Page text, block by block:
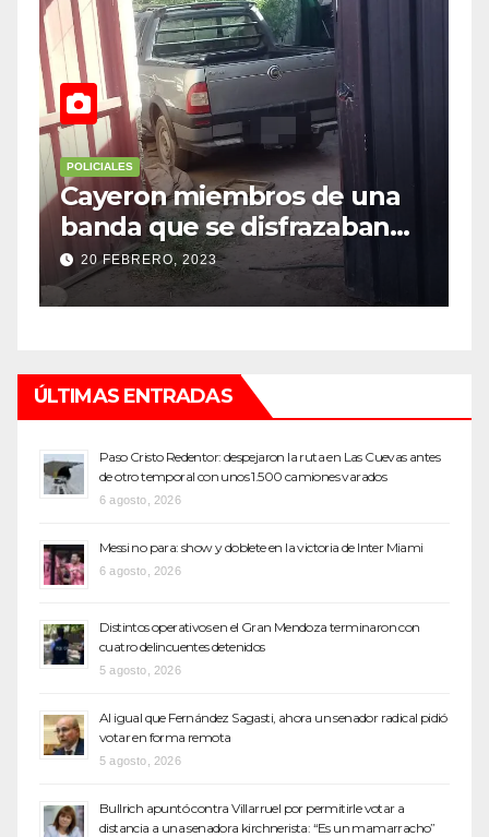
de una
robar
POLICIALES
Investigan un
robo millonario en
top de Maipú
12 SEPTIEMBRE, 2022
ÚLTIMAS ENTRADAS
Paso Cristo Redentor: despejaron la ruta en Las Cuevas antes
de otro temporal con unos 1.500 camiones varados
6 agosto, 2026
Messi no para: show y doblete en la victoria de Inter Miami
6 agosto, 2026
Distintos operativos en el Gran Mendoza terminaron con
cuatro delincuentes detenidos
5 agosto, 2026
Al igual que Fernández Sagasti, ahora un senador radical pidió
votar en forma remota
5 agosto, 2026
Bullrich apuntó contra Villarruel por permitirle votar a
distancia a una senadora kirchnerista: “Es un mamarracho”